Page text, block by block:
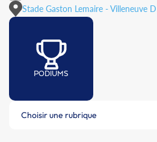
Stade Gaston Lemaire - Villeneuve
PODIUMS
Choisir une rubrique